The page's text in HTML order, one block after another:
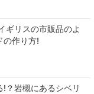
ギリスの市販品のよ
の作り方!
？岩槻にあるシベリ